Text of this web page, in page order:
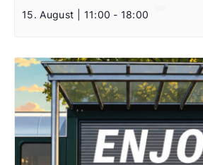
15. August | 11:00 - 18:00